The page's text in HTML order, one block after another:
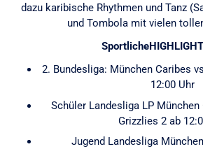
dazu karibische Rhythmen und Tanz
und Tombola mit vielen
2. Bundesliga: München Caribes
12:00 Uhr
Schüler Landesliga LP
Grizzlies 2 ab
Jugend Landesliga